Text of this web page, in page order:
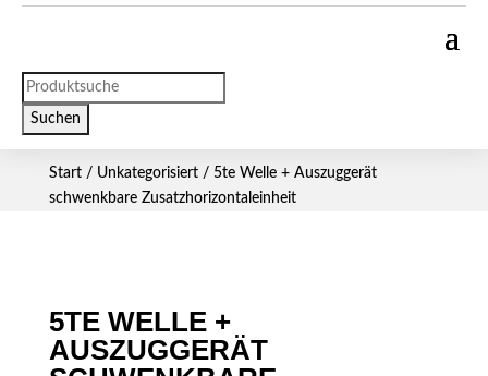
Products
search
Suchen
Start/ Unkategorisiert/ 5te Welle + Auszuggerät
schwenkbare Zusatzhorizontaleinheit
5TE WELLE +
AUSZUGGERÄT